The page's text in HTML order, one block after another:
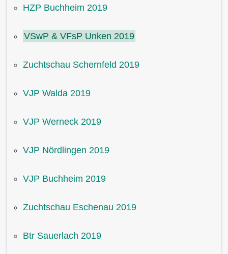
HZP Buchheim 2019
VSwP & VFsP Unken 2019
Zuchtschau Schernfeld 2019
VJP Walda 2019
VJP Werneck 2019
VJP Nördlingen 2019
VJP Buchheim 2019
Zuchtschau Eschenau 2019
Btr Sauerlach 2019